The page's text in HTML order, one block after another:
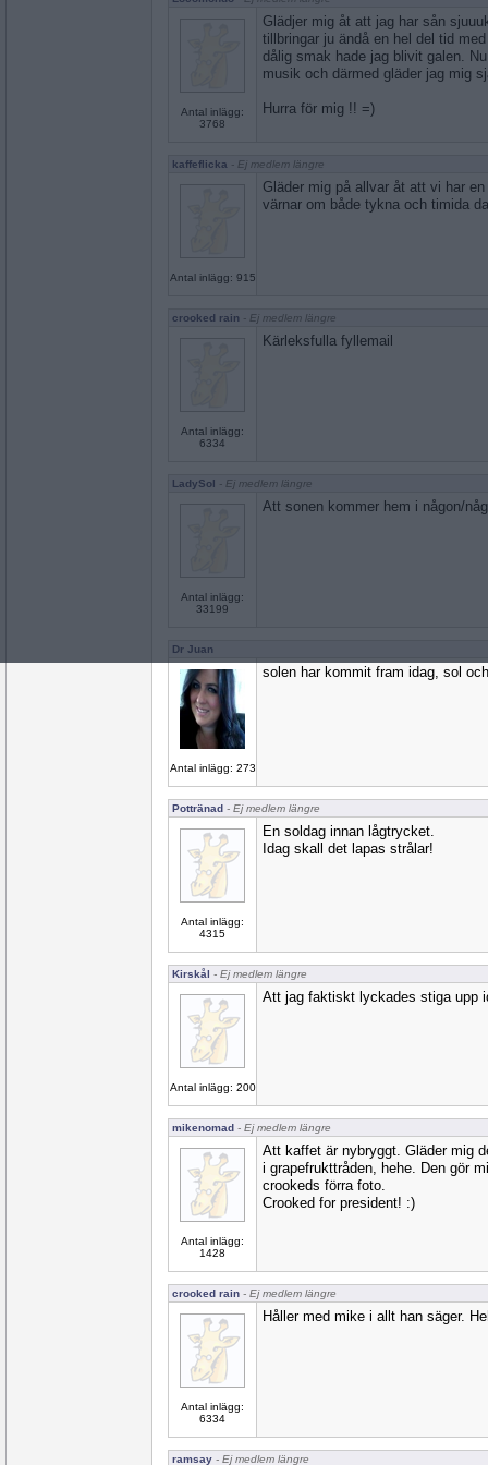
Antal inlägg:
3768
Glädjer mig åt att jag har sån
tillbringar ju ändå en hel del tid
dålig smak hade jag blivit galen.
musik och därmed gläder jag mig
Hurra för mig !! =)
kaffeflicka - Ej medlem längre
Antal inlägg: 915
Gläder mig på allvar åt att vi har
värnar om både tykna och timida
crooked rain - Ej medlem längre
Antal inlägg:
6334
Kärleksfulla fyllemail
LadySol - Ej medlem längre
Antal inlägg:
33199
Att sonen kommer hem i någon/
Dr Juan
Antal inlägg: 273
solen har kommit fram idag, sol
Pottränad - Ej medlem längre
Antal inlägg:
4315
En soldag innan lågtrycket.
Idag skall det lapas strålar!
Kirskål - Ej medlem längre
Antal inlägg: 200
Att jag faktiskt lyckades stiga upp
mikenomad - Ej medlem längre
Antal inlägg:
1428
Att kaffet är nybryggt. Gläder mig
i grapefrukttråden, hehe. Den gör
crookeds förra foto.
Crooked for president! :)
crooked rain - Ej medlem längre
Antal inlägg:
6334
Håller med mike i allt han säger.
ramsay - Ej medlem längre